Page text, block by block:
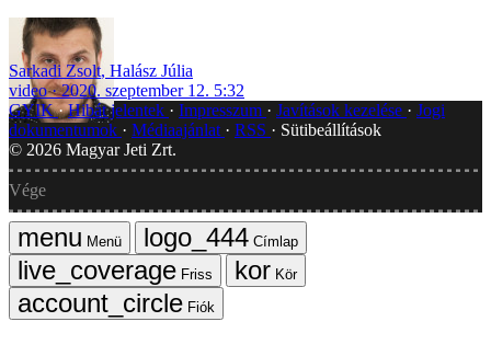
Sarkadi Zsolt, Halász Júlia
video
2020. szeptember 12. 5:32
GYIK Hibát jelentek Impresszum Javítások kezelése
Jogi
dokumentumok
Médiaajánlat RSS
Sütibeállítások
© 2026 Magyar Jeti Zrt.
Vége
Menü
Címlap
Friss
Kör
Fiók